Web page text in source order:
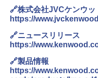
🔗株式会社JVCケンウッ
https://
🔗ニュースリリース
https://
🔗製品情報
https://